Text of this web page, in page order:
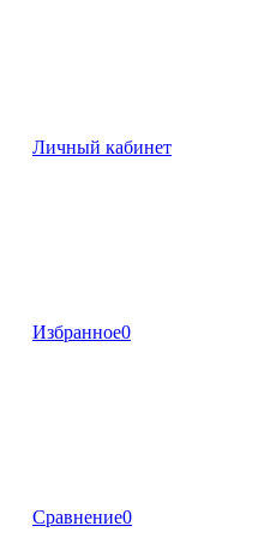
Личный кабинет
Избранное0
Сравнение0